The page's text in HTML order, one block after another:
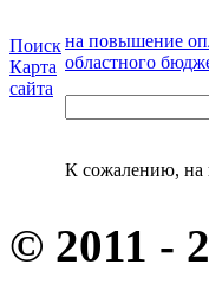
Поиск
Карта
сайта
на повышение
областного
К сожалению, на
© 2011 -